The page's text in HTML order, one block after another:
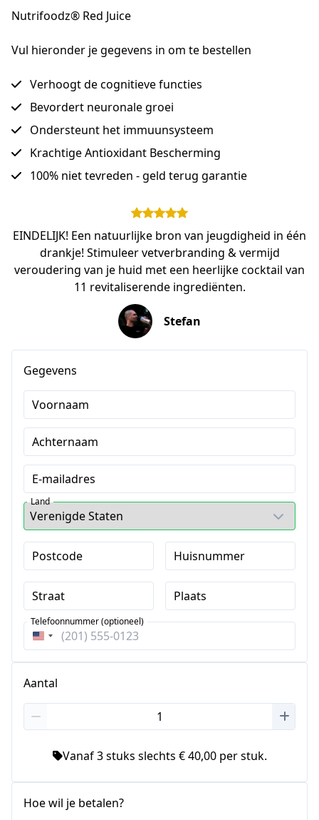
Nutrifoodz® Red Juice
Vul hieronder je gegevens in om te bestellen
Verhoogt de cognitieve functies
Bevordert neuronale groei
Ondersteunt het immuunsysteem
Krachtige Antioxidant Bescherming
100% niet tevreden - geld terug garantie
EINDELIJK! Een natuurlijke bron van jeugdigheid in één
drankje! Stimuleer vetverbranding & vermijd
veroudering van je huid met een heerlijke cocktail van
11 revitaliserende ingrediënten.
Stefan
Gegevens
Voornaam
Achternaam
E-mailadres
Land
Postcode Huisnummer
Straat Plaats
Verenigde
Telefoonnummer (optioneel)
Aantal
Vanaf 3 stuks slechts € 40,00 per stuk.
Hoe wil je betalen?